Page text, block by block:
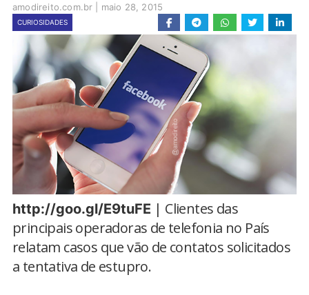
amodireito.com.br maio 28, 2015
CURIOSIDADES
http://goo.gl/E9tuFE | Clientes das
principais operadoras de telefonia no País
relatam casos que vão de contatos solicitados
a tentativa de estupro.